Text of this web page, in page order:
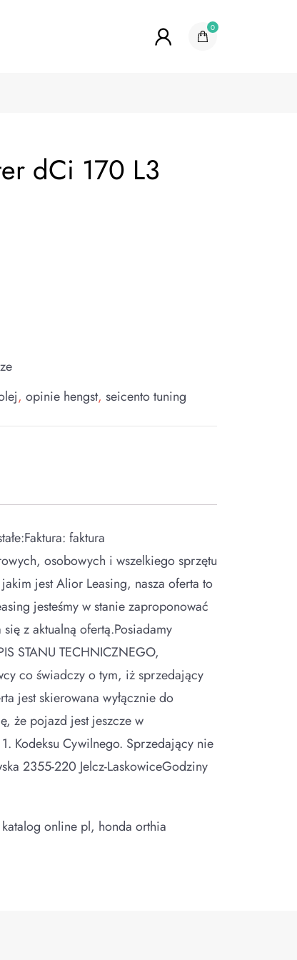
0
dCi 170 L3
,opinie hengst,seicento tuning
faktura
osobowych i wszelkiego sprzętu
jest Alior Leasing, nasza oferta to
jesteśmy w stanie zaproponować
z aktualną ofertą.Posiadamy
STANU TECHNICZNEGO,
co świadczy o tym, iż sprzedający
jest skierowana wyłącznie do
że pojazd jest jeszcze w
Kodeksu Cywilnego. Sprzedający nie
2355-220 Jelcz-LaskowiceGodziny
online pl, honda orthia